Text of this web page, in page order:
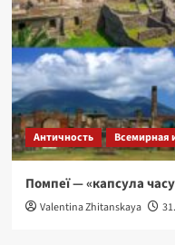
Античность Всемирная
Помпеї — «капсула
Valentina Zhitanskaya